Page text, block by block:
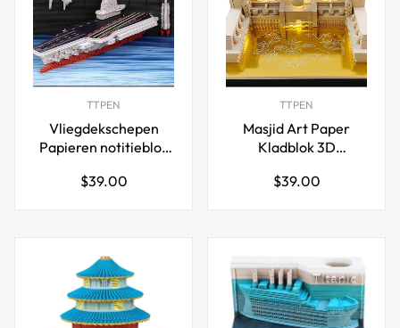
TTPEN
Vliegdekschepen
Papieren notitieblok
met pennenhouder
Normale
$39.00
TTPEN
Masjid Art Paper
Kladblok 3D
licht
Normale
$39.00